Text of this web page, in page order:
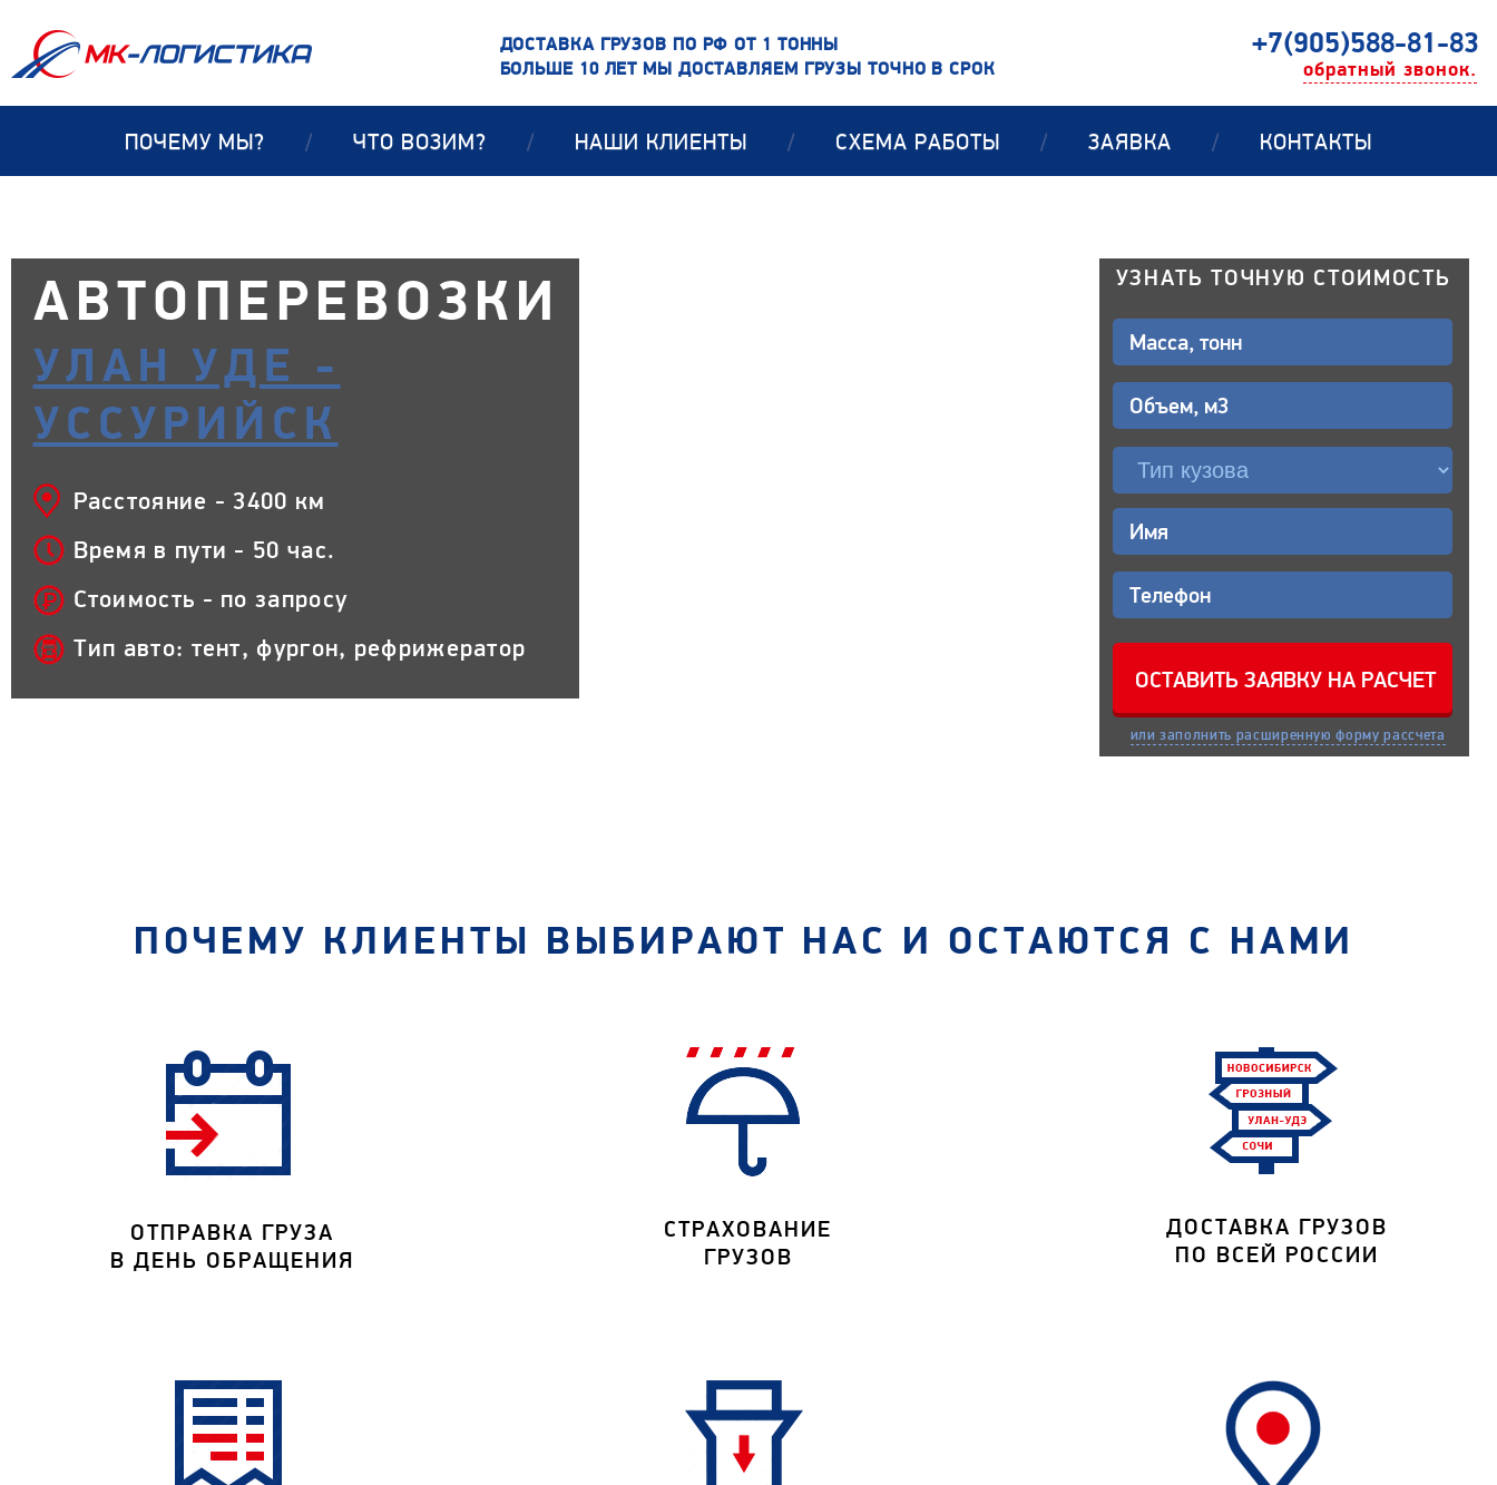
ДОСТАВКА ГРУЗОВ ПО РФ ОТ 1 ТОННЫ
БОЛЬШЕ 10 ЛЕТ МЫ ДОСТАВЛЯЕМ ГРУЗЫ ТОЧНО В СРОК
+7(905)588-81-83
обратный звонок.
ПОЧЕМУ МЫ? / ЧТО ВОЗИМ? / НАШИ КЛИЕНТЫ / СХЕМА РАБОТЫ / ЗАЯВКА / КОНТАКТЫ
АВТОПЕРЕВОЗКИ
УЛАН УДЕ -
УССУРИЙСК
Расстояние - 3400 км
Время в пути - 50 час.
Стоимость - по запросу
Тип авто: тент, фургон, рефрижератор
УЗНАТЬ ТОЧНУЮ СТОИМОСТЬ
или заполнить расширенную форму рассчета
ПОЧЕМУ КЛИЕНТЫ ВЫБИРАЮТ НАС И ОСТАЮТСЯ С НАМИ
ОТПРАВКА ГРУЗА
В ДЕНЬ ОБРАЩЕНИЯ
СТРАХОВАНИЕ
ГРУЗОВ
ДОСТАВКА ГРУЗОВ
ПО ВСЕЙ РОССИИ